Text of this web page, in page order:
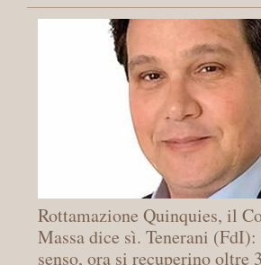
Rottamazione Quinquies, il
Massa dice sì. Tenerani
senso, ora si recuperino